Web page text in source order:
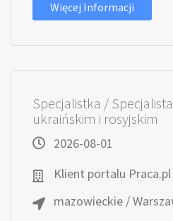
Więcej Informacji
Specjalistka /
ukraińskim i rosyjskim
2026-08-01
Klient portalu Praca.pl
mazowieckie /